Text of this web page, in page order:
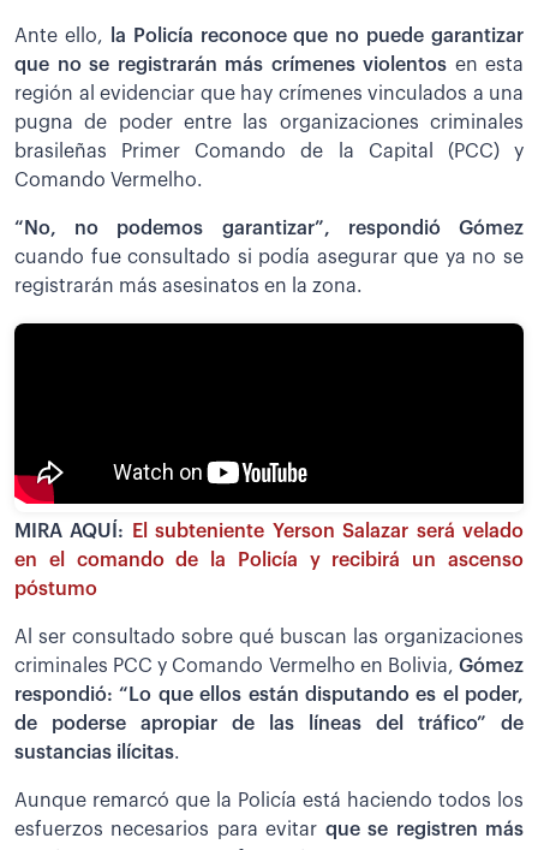
Ante ello,
la Policía reconoce que no puede garantizar
que no se registrarán más crímenes violentos en esta
región al evidenciar que hay crímenes vinculados a una
pugna de poder entre las organizaciones criminales
brasileñas Primer Comando de la Capital (PCC) y
Comando Vermelho.
“No, no podemos garantizar”, respondió Gómez
cuando fue consultado si podía asegurar que ya no se
registrarán más asesinatos en la zona.
MIRA AQUÍ:
El subteniente Yerson Salazar será velado
en el comando de la Policía y recibirá un ascenso
póstumo
Al ser consultado sobre qué buscan las organizaciones
criminales PCC y Comando Vermelho en Bolivia, Gómez
respondió: “Lo que ellos están disputando es el poder,
de poderse apropiar de las líneas del tráfico” de
sustancias ilícitas.
Aunque remarcó que la Policía está haciendo todos los
esfuerzos necesarios para evitar que se registren más